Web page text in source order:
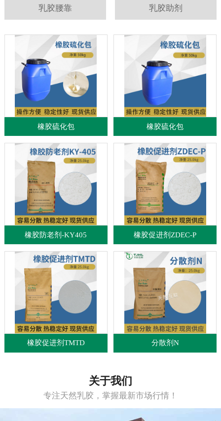
乳胶腰靠 乳胶助剂
橡胶硫化包 橡胶硫化包
橡胶防老剂-KY405 橡胶促进剂ZDEC-P
橡胶促进剂TMTD 分散剂N
关于我们
专注天然乳胶，掌握最新市场行情！